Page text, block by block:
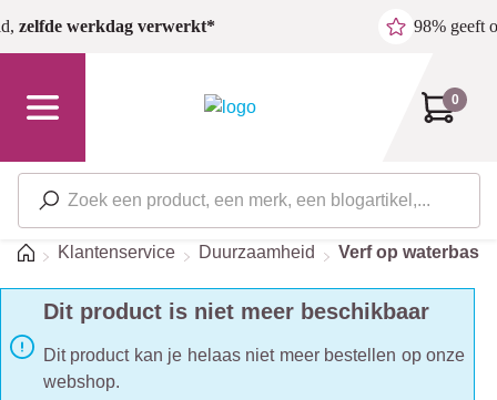
Ga naar de hoofdinhoud
zelfde werkdag verwerkt* 98% geeft
0
HomeKlantenservice Duurzaamheid Verf op waterbasis
Dit product is niet meer beschikbaar
Dit product kan je helaas niet meer bestellen op onze
webshop.